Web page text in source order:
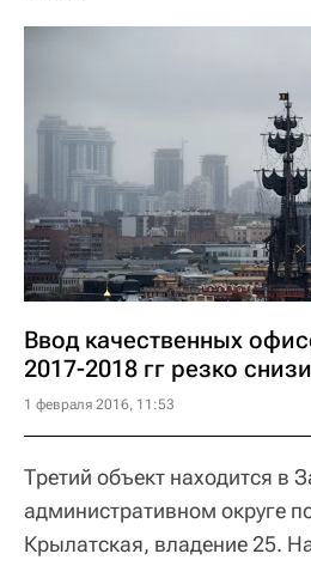
Ввод качественных
2017-2018 гг резко
1 февраля 2016, 11:53
Третий объект находится в
административном округе
Крылатская, владение 25.